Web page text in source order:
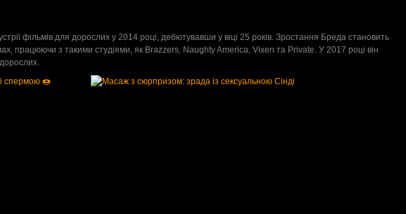
фільмів для дорослих у 2014 році, дебютувавши у віці 25 років. Зростання Бреда становить
працюючи з такими студіями, як Brazzers, Naughty America, Vixen та Private. У 2017 році він